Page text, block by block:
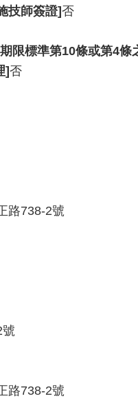
技師簽證]否
限標準第10條或第4條
]否
路738-2號
路738-2號